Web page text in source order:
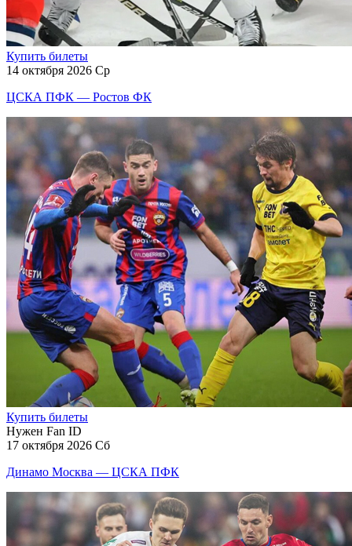
Купить билеты
14 октября 2026 Ср
ЦСКА ПФК — Ростов ФК
Купить билеты
Нужен Fan ID
17 октября 2026 Сб
Динамо Москва — ЦСКА ПФК